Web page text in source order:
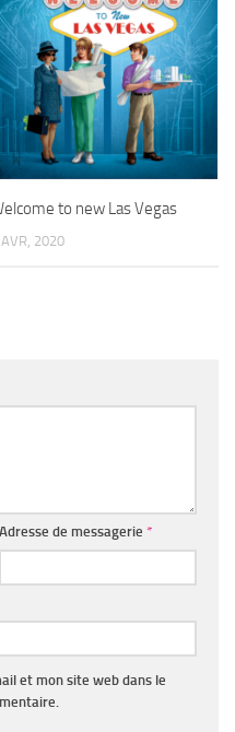
to new Las Vegas
2020
Adresse de messagerie *
et mon site web dans le